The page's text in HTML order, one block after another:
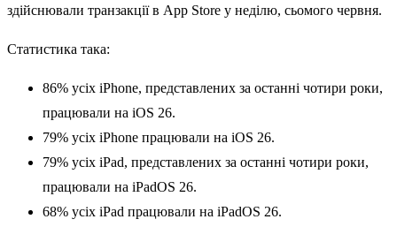
здійснювали транзакції в App Store у неділю, сьомого червня.
Статистика така:
86% усіх iPhone, представлених за останні чотири роки,
працювали на iOS 26.
79% усіх iPhone працювали на iOS 26.
79% усіх iPad, представлених за останні чотири роки,
працювали на iPadOS 26.
68% усіх iPad працювали на iPadOS 26.